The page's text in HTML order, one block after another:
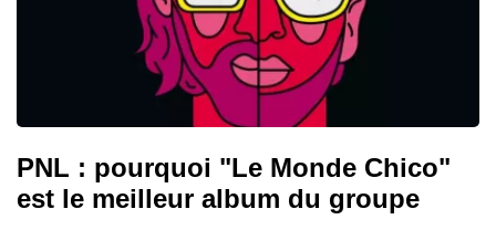
PNL : pourquoi "Le Monde Chico"
est le meilleur album du groupe